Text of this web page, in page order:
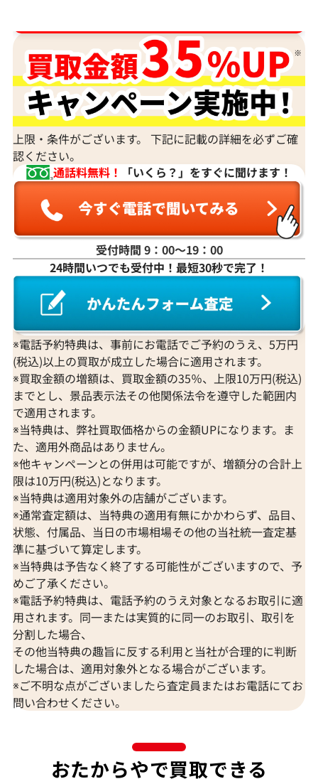
K18 パール・多色石 ピアス/イヤリング
R1.45・D0.18ct
参考買取価格
96,000円
2026年2月10日時点
K18 パール・ダ
ング
参考買取価格
36,000
2025年12月10
Pt･Pm900 パール・ダイヤモンド ピアス
イヤリング
参考買取価格
15,000円
2025年09月10日時点
K14WG パール
参考買取価格
13,000円
上限・条件がございます。 下記に記載の詳細を必ずご確
認ください。
通話料無料！
「いくら？」をすぐに聞けます！
受付時間 9：00〜19：00
24時間いつでも受付中！最短30秒で完了！
※電話予約特典は、事前にお電話でご予約のうえ、5万円
(税込)以上の買取が成立した場合に適用されます。
※買取金額の増額は、買取金額の35％、上限10万円(税込)
までとし、景品表示法その他関係法令を遵守した範囲内
で適用されます。
※当特典は、弊社買取価格からの金額UPになります。ま
た、適用外商品はありません。
※他キャンペーンとの併用は可能ですが、増額分の合計上
限は10万円(税込)となります。
※当特典は適用対象外の店舗がございます。
※通常査定額は、当特典の適用有無にかかわらず、品目、
状態、付属品、当日の市場相場その他の当社統一査定基
準に基づいて算定します。
※当特典は予告なく終了する可能性がございますので、予
めご了承ください。
※電話予約特典は、電話予約のうえ対象となるお取引に適
用されます。同一または実質的に同一のお取引、取引を
分割した場合、
その他当特典の趣旨に反する利用と当社が合理的に判断
した場合は、適用対象外となる場合がございます。
※ご不明な点がございましたら査定員またはお電話にてお
問い合わせください。
おたからやで買取できる